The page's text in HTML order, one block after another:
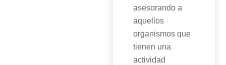
asesorando a
aquellos
organismos que
tienen una
actividad